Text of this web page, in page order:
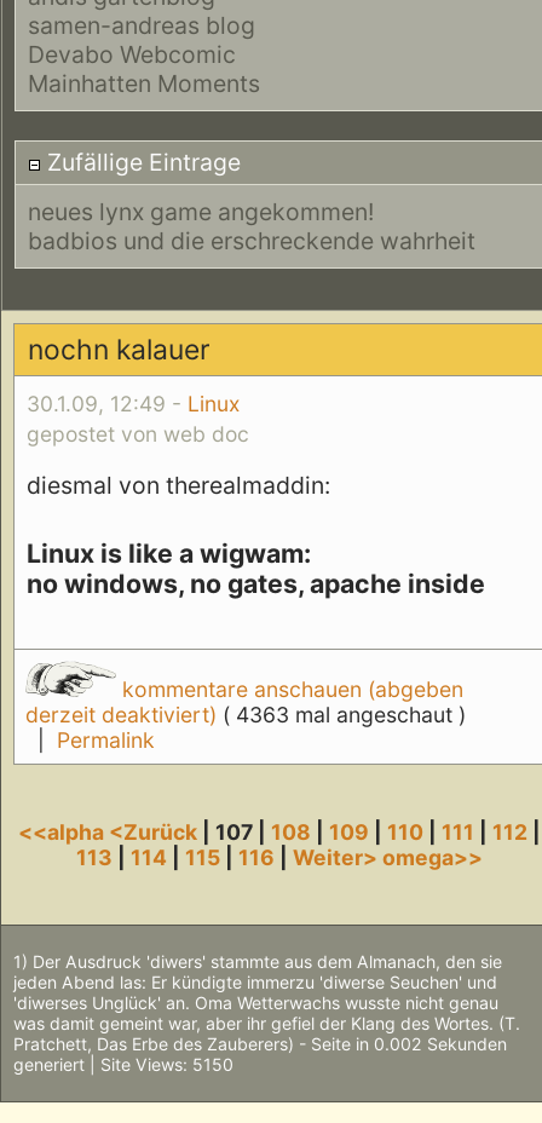
samen-andreas blog
Devabo Webcomic
Mainhatten Moments
Zufällige Eintrage
neues lynx game angekommen!
badbios und die erschreckende wahrheit
nochn kalauer
30.1.09, 12:49 - Linux
gepostet von web doc
diesmal von therealmaddin:
Linux is like a wigwam:
no windows, no gates, apache inside
kommentare anschauen (abgeben
derzeit deaktiviert) ( 4363 mal angeschaut )
Permalink
<<alpha <Zurück | 107 | 108 109 110| 111 112
113
114 115| 116 Weiter> omega>>
1) Der Ausdruck 'diwers' stammte aus dem Almanach, den sie
jeden Abend las: Er kündigte immerzu 'diwerse Seuchen' und
'diwerses Unglück' an. Oma Wetterwachs wusste nicht genau
was damit gemeint war, aber ihr gefiel der Klang des Wortes. (T.
Pratchett, Das Erbe des Zauberers) - Seite in 0.002 Sekunden
generiert | Site Views: 5150